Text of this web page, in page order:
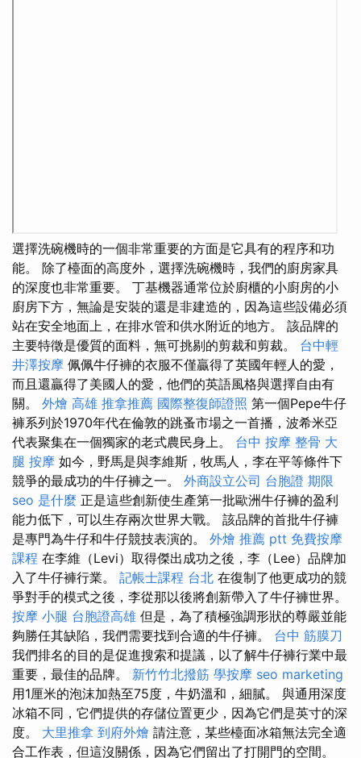
選擇洗碗機時的一個非常重要的方面是它具有的程序和功
能。 除了檯面的高度外，選擇洗碗機時，我們的廚房家具
的深度也非常重要。 丁基機器通常位於廚櫃的小廚房的小
廚房下方，無論是安裝的還是非建造的，因為這些設備必須
站在安全地面上，在排水管和供水附近的地方。 該品牌的
主要特徵是優質的面料，無可挑剔的剪裁和剪裁。 台中輕
井澤按摩 佩佩牛仔褲的衣服不僅贏得了英國年輕人的愛，
而且還贏得了美國人的愛，他們的英語風格與選擇自由有
關。 外燴 高雄 推拿推薦 國際整復師證照 第一個Pepe牛仔
褲系列於1970年代在倫敦的跳蚤市場之一首播，波希米亞
代表聚集在一個獨家的老式農民身上。 台中 按摩 整骨 大
腿 按摩 如今，野馬是與李維斯，牧馬人，李在平等條件下
競爭的最成功的牛仔褲之一。 外商設立公司 台胞證 期限
seo 是什麼 正是這些創新使生產第一批歐洲牛仔褲的盈利
能力低下，可以生存兩次世界大戰。 該品牌的首批牛仔褲
是專門為牛仔和牛仔競技表演的。 外燴 推薦 ptt 免費按摩
課程 在李維（Levi）取得傑出成功之後，李（Lee）品牌加
入了牛仔褲行業。 記帳士課程 台北 在復制了他更成功的競
爭對手的模式之後，李從那以後將創新帶入了牛仔褲世界。
按摩 小腿 台胞證高雄 但是，為了積極強調形狀的尊嚴並能
夠勝任其缺陷，我們需要找到合適的牛仔褲。 台中 筋膜刀
我們排名的目的是促進搜索和提議，以了解牛仔褲行業中最
重要，最佳的品牌。 新竹竹北撥筋 學按摩 seo marketing
用1厘米的泡沫加熱至75度，牛奶溫和，細膩。 與通用深度
冰箱不同，它們提供的存儲位置更少，因為它們是英寸的深
度。 大里推拿 到府外燴 請注意，某些檯面冰箱無法完全適
合工作表，但這沒關係，因為它們留出了打開門的空間。